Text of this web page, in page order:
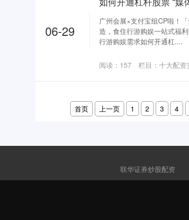
06-29
广州会展×支付宝组CP啦！
造，食住行游购娱一站式福
行游购娱需求如何开通杠....
阅读： 157 栏目： 十大配资
首页 上一页 1 2 3 4
联华证券炒股配资